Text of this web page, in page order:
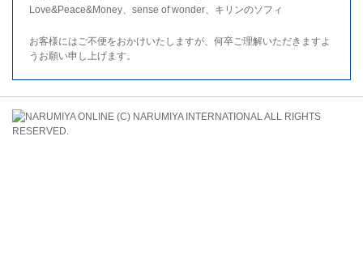
Love&Peace&Money、sense of wonder、キリンのソフィ
お客様にはご不便をおかけいたしますが、何卒ご理解いただきますよ
うお願い申し上げます。